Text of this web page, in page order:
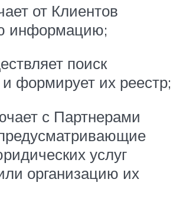
от Клиентов
информацию;
поиск
формирует их реестр;
с Партнерами
услуг
организацию их